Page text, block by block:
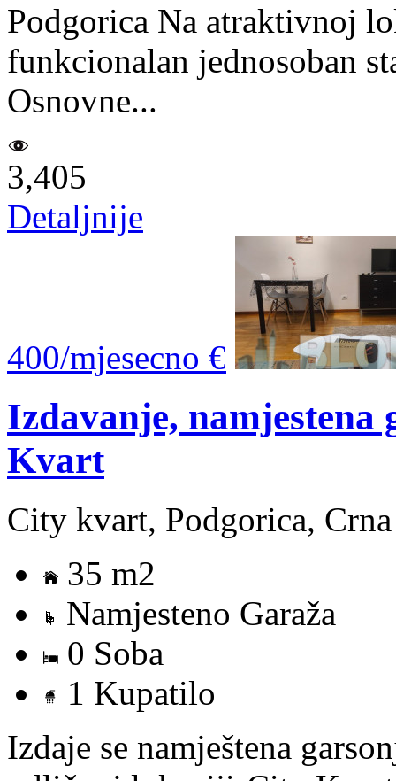
Podgorica Na atraktivnoj
funkcionalan jednosoban
Osnovne...
3,405
Detaljnije
400/mjesecno €
Izdavanje, namjestena
Kvart
City kvart, Podgorica,
35 m2
Namjesteno Garaža
0 Soba
1 Kupatilo
Izdaje se namještena